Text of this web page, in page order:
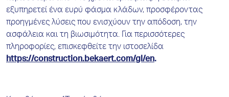
εξυπηρετεί ένα ευρύ φάσμα κλάδων, προσφέροντας
προηγμένες λύσεις που ενισχύουν την απόδοση, την
ασφάλεια και τη βιωσιμότητα. Για περισσότερες
πληροφορίες, επισκεφθείτε την ιστοσελίδα
https://construction.bekaert.com/gl/en.